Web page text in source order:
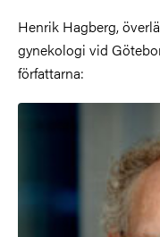
Henrik Hagberg,
gynekologi vid
författarna: